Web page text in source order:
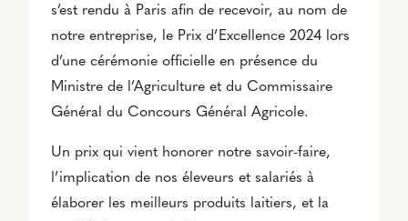
s’est rendu à Paris afin de recevoir, au nom de
notre entreprise, le Prix d’Excellence 2024 lors
d’une cérémonie officielle en présence du
Ministre de l’Agriculture et du Commissaire
Général du Concours Général Agricole.
Un prix qui vient honorer notre savoir-faire,
l’implication de nos éleveurs et salariés à
élaborer les meilleurs produits laitiers, et la